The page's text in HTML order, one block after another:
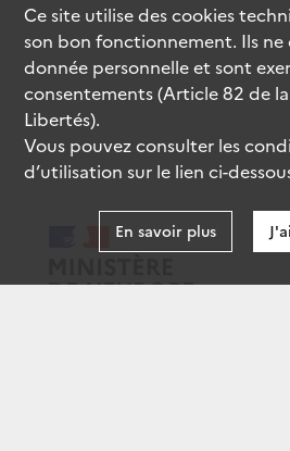
Ce site utilise descookies
son bon fonctionnement. Ils
donnée personnelle et sont
consentements (Article 82 de
Libertés).
Vous pouvez consulter les
d’utilisation sur le lien ci-
En savoir plus